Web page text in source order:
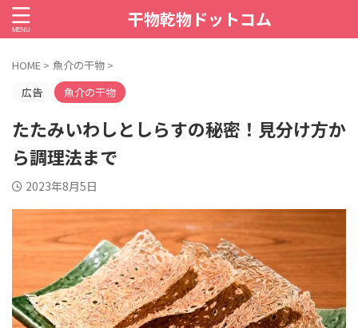
干物乾物ドットコム
HOME > 魚介の干物 >
広告
魚介の干物
たたみいわしとしらすの秘密！見分け方か
ら調理法まで
2023年8月5日